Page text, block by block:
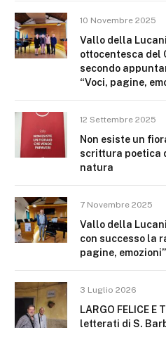
10 Novembre 2025
Vallo della
ottocentesca del
secondo
“Voci, pagine,
12 Settembre 2025
Non esiste un
scrittura poetica
natura
7 Novembre 2025
Vallo della
con successo la
pagine, emozioni”
3 Luglio 2026
LARGO FELICE
letterati di S.